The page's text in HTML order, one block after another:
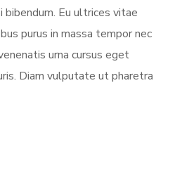
bibendum. Eu ultrices vitae
purus in massa tempor nec
urna cursus eget
Diam vulputate ut pharetra